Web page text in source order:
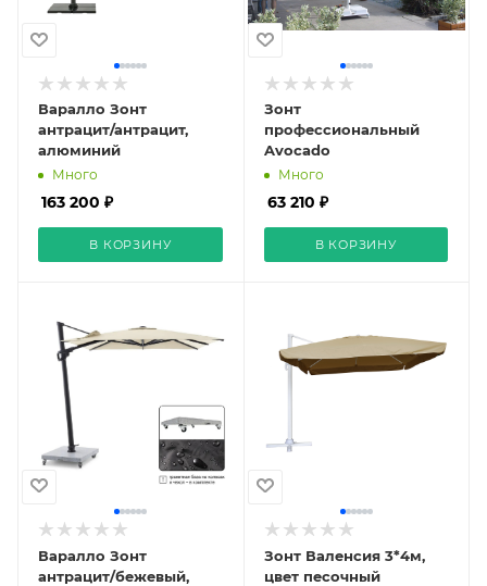
Варалло Зонт
антрацит/антрацит,
алюминий
Много
163 200 ₽
В КОРЗИНУ
Зонт
профессиональный
Avocado
Много
63 210 ₽
В КОРЗИНУ
Варалло Зонт
антрацит/бежевый,
Зонт Валенсия 3*4м,
цвет песочный